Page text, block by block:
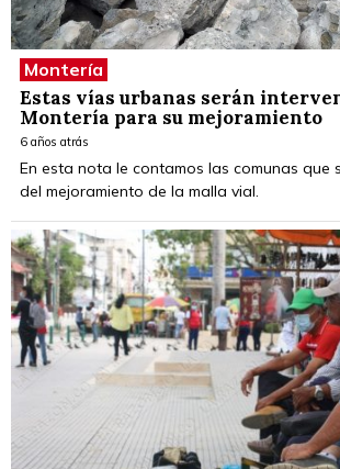
Montería
Estas vías urbanas serán
Montería para su mejoramiento
6 años atrás
En esta nota le contamos las comunas que
del mejoramiento de la malla vial.